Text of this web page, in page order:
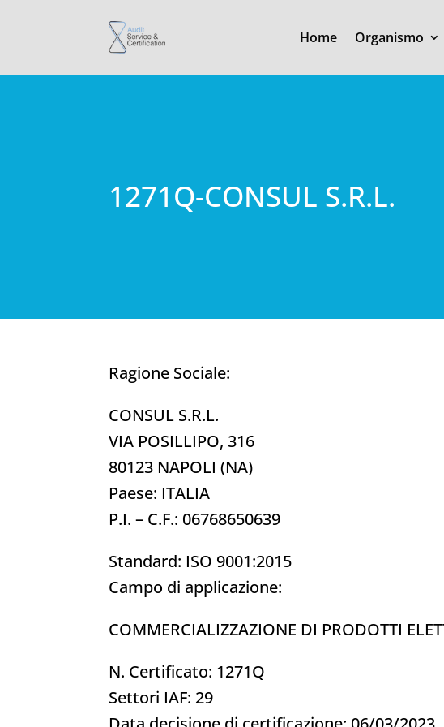
Home Organismo
1271Q-CONSUL S.R.L.
Ragione Sociale:
CONSUL S.R.L.
VIA POSILLIPO, 316
80123 NAPOLI (NA)
Paese: ITALIA
P.I. – C.F.: 06768650639
Standard: ISO 9001:2015
Campo di applicazione:
COMMERCIALIZZAZIONE DI PRODOTTI
N. Certificato: 1271Q
Settori IAF: 29